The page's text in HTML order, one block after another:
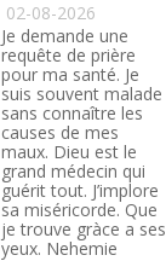
02-08-2026
Je demande une
requête de prière
pour ma santé. Je
suis souvent malade
sans connaître les
causes de mes
maux. Dieu est le
grand médecin qui
guérit tout. J’implore
sa miséricorde. Que
je trouve gràce a ses
yeux. Nehemie